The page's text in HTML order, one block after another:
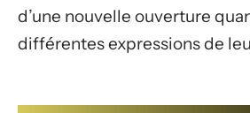
d’une nouvelle ouverture
différentes expressions de